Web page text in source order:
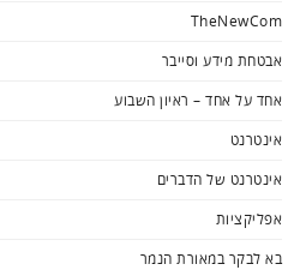
TheNewCom
אבטחת מידע וסייבר
אחד על אחד – ראיון השבוע
אינטרנט
אינטרנט של הדברים
אפליקציות
בא לבקר במאורת הנמר